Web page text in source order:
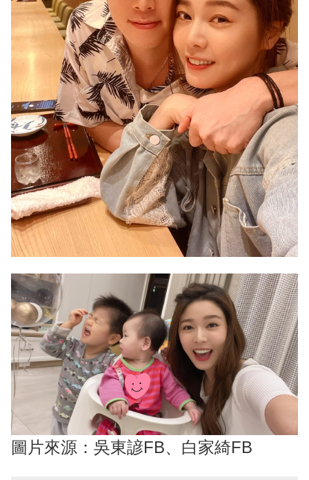
圖片來源：吳東諺FB、白家綺FB